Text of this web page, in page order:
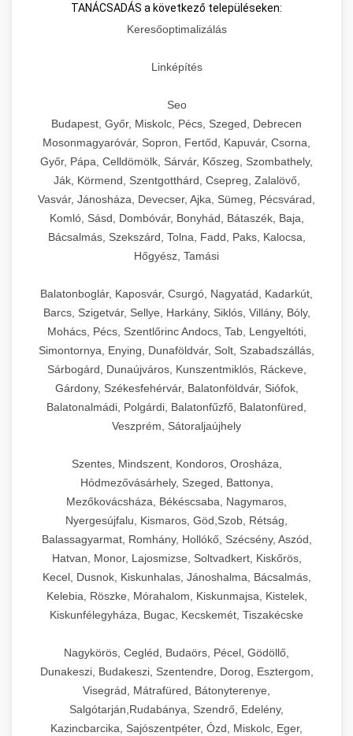
TANÁCSADÁS a következő településeken:
Keresőoptimalizálás
Linképítés
Seo
Budapest, Győr, Miskolc, Pécs, Szeged, Debrecen
Mosonmagyaróvár, Sopron, Fertőd, Kapuvár, Csorna,
Győr, Pápa, Celldömölk, Sárvár, Kőszeg, Szombathely,
Ják, Körmend, Szentgotthárd, Csepreg, Zalalövő,
Vasvár, Jánosháza, Devecser, Ajka, Sümeg, Pécsvárad,
Komló, Sásd, Dombóvár, Bonyhád, Bátaszék, Baja,
Bácsalmás, Szekszárd, Tolna, Fadd, Paks, Kalocsa,
Hőgyész, Tamási
Balatonboglár, Kaposvár, Csurgó, Nagyatád, Kadarkút,
Barcs, Szigetvár, Sellye, Harkány, Siklós, Villány, Bóly,
Mohács, Pécs, Szentlőrinc Andocs, Tab, Lengyeltóti,
Simontornya, Enying, Dunaföldvár, Solt, Szabadszállás,
Sárbogárd, Dunaújváros, Kunszentmiklós, Ráckeve,
Gárdony, Székesfehérvár, Balatonföldvár, Siófok,
Balatonalmádi, Polgárdi, Balatonfűzfő, Balatonfüred,
Veszprém, Sátoraljaújhely
Szentes, Mindszent, Kondoros, Orosháza,
Hódmezővásárhely, Szeged, Battonya,
Mezőkovácsháza, Békéscsaba, Nagymaros,
Nyergesújfalu, Kismaros, Göd,Szob, Rétság,
Balassagyarmat, Romhány, Hollókő, Szécsény, Aszód,
Hatvan, Monor, Lajosmizse, Soltvadkert, Kiskőrös,
Kecel, Dusnok, Kiskunhalas, Jánoshalma, Bácsalmás,
Kelebia, Röszke, Mórahalom, Kiskunmajsa, Kistelek,
Kiskunfélegyháza, Bugac, Kecskemét, Tiszakécske
Nagykörös, Cegléd, Budaörs, Pécel, Gödöllő,
Dunakeszi, Budakeszi, Szentendre, Dorog, Esztergom,
Visegrád, Mátrafüred, Bátonyterenye,
Salgótarján,Rudabánya, Szendrő, Edelény,
Kazincbarcika, Sajószentpéter, Ózd, Miskolc, Eger,